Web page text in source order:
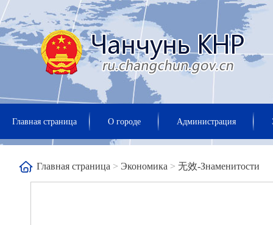
Главная страница О городе Администрация
Главная страница > Экономика > 无效-Знаменитости